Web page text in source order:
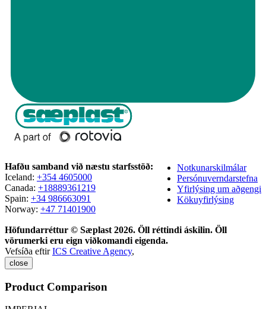
Hafðu samband við næstu starfsstöð:
Iceland: +354 4605000
Canada: +18889361219
Spain: +34 986663091
Norway: +47 71401900
Notkunarskilmálar
Persónuverndarstefna
Yfirlýsing um aðgengi
Kökuyfirlýsing
Höfundarréttur © Sæplast 2026. Öll réttindi áskilin. Öll
vörumerki eru eign viðkomandi eigenda.
Vefsíða eftirICS Creative Agency,
close
Product Comparison